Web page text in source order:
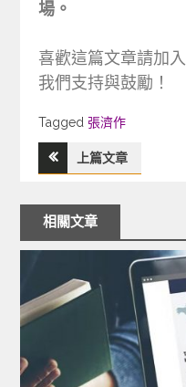
場。
喜歡這篇文章請加入
我們支持與鼓勵！
Tagged
Tagged張濟作
文
章
覽
上篇文章
相關文章